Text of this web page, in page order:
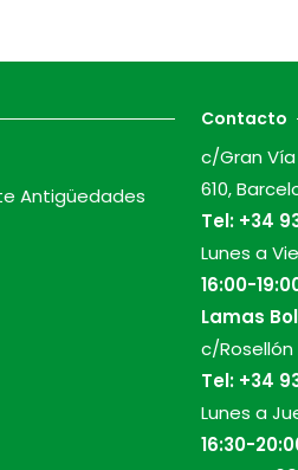
Antigüedades
Contacto
c/Gran
610,
Tel: +34
Lunes a
16:00-
Lamas
c/Rosellón
Tel: +34
Lunes a
16:30-